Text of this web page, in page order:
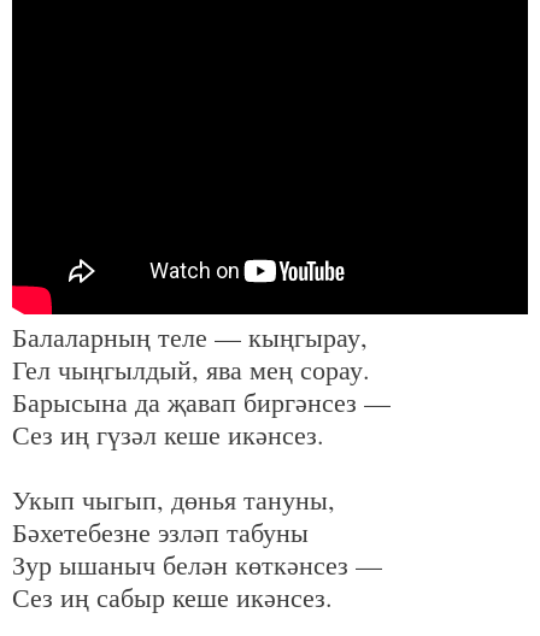
Балаларның теле — кыңгырау,
Гел чыңгылдый, ява мең сорау.
Барысына да җавап биргәнсез —
Сез иң гүзәл кеше икәнсез.
Укып чыгып, дөнья тануны,
Бәхетебезне эзләп табуны
Зур ышаныч белән көткәнсез —
Сез иң сабыр кеше икәнсез.